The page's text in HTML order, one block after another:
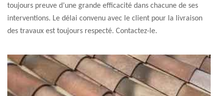
toujours preuve d’une grande efficacité dans chacune de ses
interventions. Le délai convenu avec le client pour la livraison
des travaux est toujours respecté. Contactez-le.